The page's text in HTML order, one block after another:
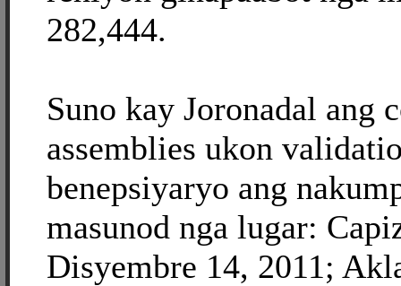
282,444.
Suno kay Joronadal ang
assemblies ukon
benepsiyaryo ang
masunod nga lugar:
Disyembre 14, 2011;